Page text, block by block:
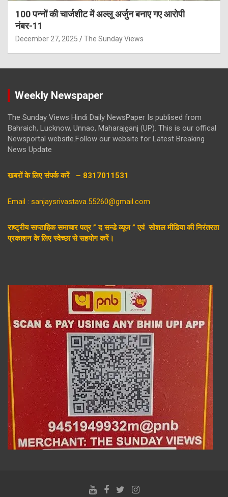
100 पन्नों की चार्जशीट में अल्लू अर्जुन बनाए गए आरोपी
नंबर-11
December 27, 2025 The Sunday Views
Weekly Newspaper
The Sunday Views Hindi Daily NewsPaper Is publised from
Bahraich, Lucknow, Unnao, Maharajganj (UP). This is our offical
Newsportal website.Follow our website for Latest Breaking
News Update
खबरों के लिए संपर्क करें – 8317011531
Email : sanjaysrivastava.55260@gmail.com
राष्ट्रीय साप्ताहिक समाचार पत्र ” द सन्डे व्यूज ” एवं सोशल मीडिया की निरंतरता
प्रकाशन के लिए स्वेच्छा से सहयोग करें।